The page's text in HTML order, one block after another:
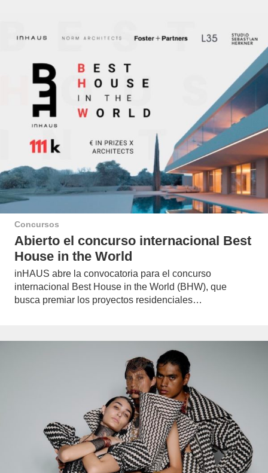
Concursos
Abierto el concurso internacional Best
House in the World
inHAUS abre la convocatoria para el concurso
internacional Best House in the World (BHW), que
busca premiar los proyectos residenciales…